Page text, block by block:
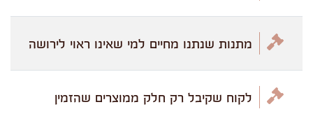
מתנות שנתנו מחיים למי שאינו ראוי לירושה
לקוח שקיבל רק חלק ממוצרים שהזמין